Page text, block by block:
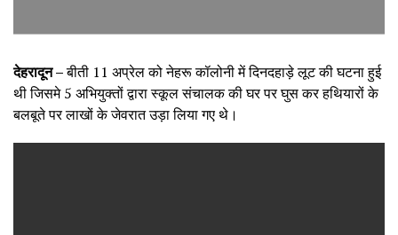
देहरादून –बीती 11 अप्रेल को नेहरू कॉलोनी में दिनदहाड़े लूट की घटना हुई
थी जिसमे 5 अभियुक्तों द्वारा स्कूल संचालक की घर पर घुस कर हथियारों के
बलबूते पर लाखों के जेवरात उड़ा लिया गए थे।